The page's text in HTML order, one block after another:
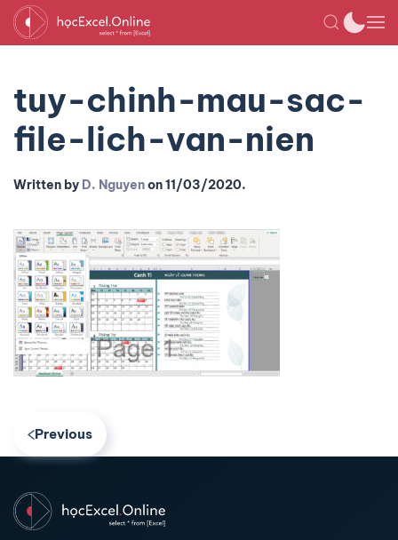
tuy-chinh-mau-sac-
file-lich-van-nien
Written by D. Nguyenon11/03/2020.
Previous